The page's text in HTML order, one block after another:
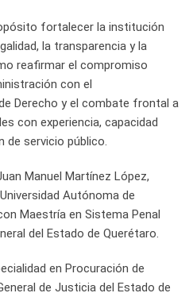
fortalecer la institución
la transparencia y la
reafirmar el compromiso
con el
Derecho y el combate frontal a
con experiencia, capacidad
de servicio público.
Manuel Martínez López,
Autónoma de
Maestría en Sistema Penal
del Estado de Querétaro.
en Procuración de
de Justicia del Estado de